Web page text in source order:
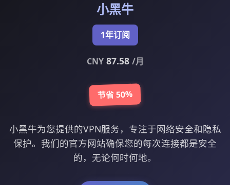
小黑牛
1年订阅
CNY87.58 /月
节省 50%
小黑牛为您提供的VPN服务，专注于网络安全和隐私
保护。我们的官方网站确保您的每次连接都是安全
的，无论何时何地。